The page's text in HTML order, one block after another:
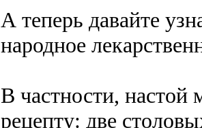
А теперь давайте
народное
В частности,
рецепту: две